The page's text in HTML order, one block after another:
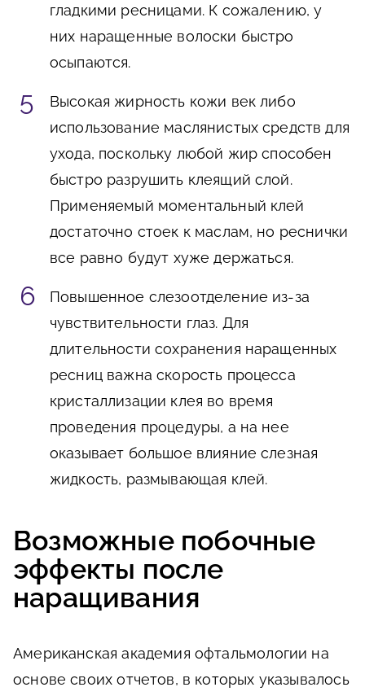
гладкими ресницами. К сожалению, у
них наращенные волоски быстро
осыпаются.
Высокая жирность кожи век либо
использование маслянистых средств для
ухода, поскольку любой жир способен
быстро разрушить клеящий слой.
Применяемый моментальный клей
достаточно стоек к маслам, но реснички
все равно будут хуже держаться.
Повышенное слезоотделение из-за
чувствительности глаз. Для
длительности сохранения наращенных
ресниц важна скорость процесса
кристаллизации клея во время
проведения процедуры, а на нее
оказывает большое влияние слезная
жидкость, размывающая клей.
Возможные побочные
эффекты после
наращивания
Американская академия офтальмологии на
основе своих отчетов, в которых указывалось